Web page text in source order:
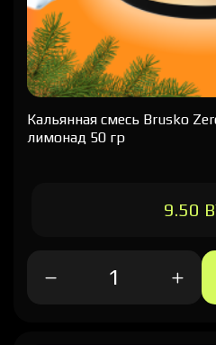
Кальянная cмесь Brusko
лимонад 50 гр
9.50